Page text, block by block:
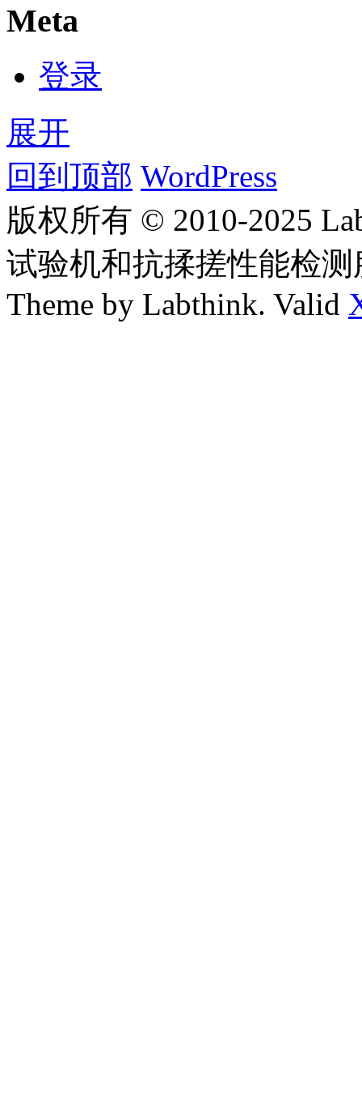
Meta
登录
展开
回到顶部 WordPress
版权所有 © 2010-2025
试验机和抗揉搓性能检
Theme by Labthink. Valid